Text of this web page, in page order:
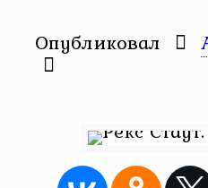
Опубликовал